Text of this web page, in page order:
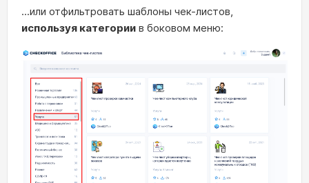
...или отфильтровать шаблоны чек-листов,
используя категории в боковом меню: